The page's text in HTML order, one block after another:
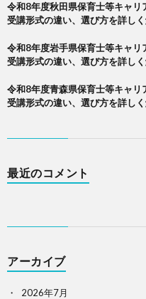
令和8年度秋田県保育士等キャ
受講形式の違い、選び方を詳し
令和8年度岩手県保育士等キャ
受講形式の違い、選び方を詳し
令和8年度青森県保育士等キャ
受講形式の違い、選び方を詳し
最近のコメント
アーカイブ
2026年7月